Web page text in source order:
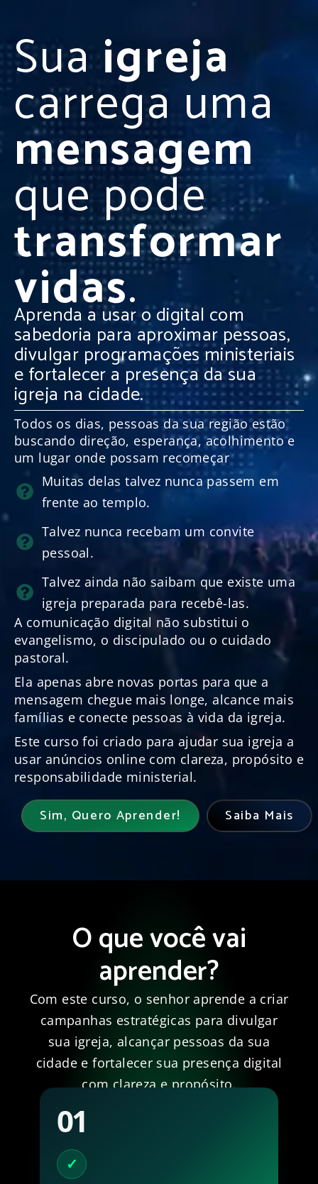
Suaigreja
carrega uma
mensagem
que pode
transformar
vidas.
Aprenda a usar o digital com
sabedoria para aproximar pessoas,
divulgar programações ministeriais
e fortalecer a presença da sua
igreja na cidade.
Todos os dias, pessoas da sua região estão
buscando direção, esperança, acolhimento e
um lugar onde possam recomeçar
Muitas delas talvez nunca passem em
frente ao templo.
Talvez nunca recebam um convite
pessoal.
Talvez ainda não saibam que existe uma
igreja preparada para recebê-las.
A comunicação digital não substitui o
evangelismo, o discipulado ou o cuidado
pastoral.
Ela apenas abre novas portas para que a
mensagem chegue mais longe, alcance mais
famílias e conecte pessoas à vida da igreja.
Este curso foi criado para ajudar sua igreja a
usar anúncios online com clareza, propósito e
responsabilidade ministerial.
Sim, Quero Aprender! Saiba Mais
O que você vai
aprender?
Com este curso, o senhor aprende a criar
campanhas estratégicas para divulgar
sua igreja, alcançar pessoas da sua
cidade e fortalecer sua presença digital
com clareza e propósito.
01
✓